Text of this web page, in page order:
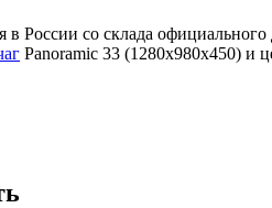
России со склада официального
Panoramic 33 (1280x980x450) и